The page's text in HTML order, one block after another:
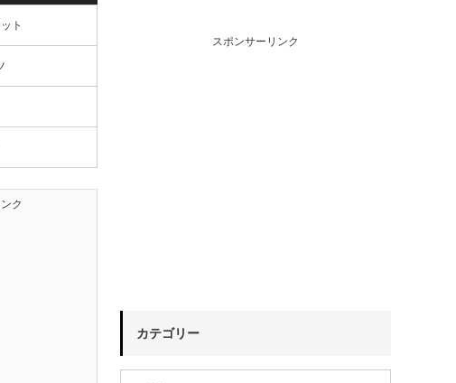
ト
ク
スポンサーリンク
カテゴリー